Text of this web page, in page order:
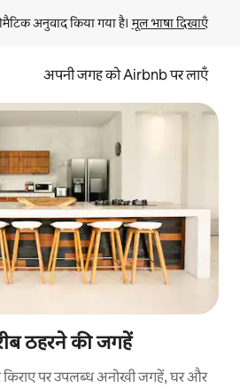
अनुवाद किया गया है। मूल भाषा दिखाएँ
अपनी जगह को Airbnb पर लाएँ
ठहरने की जगहें
किराए पर उपलब्ध अनोखी जगहें, घर और